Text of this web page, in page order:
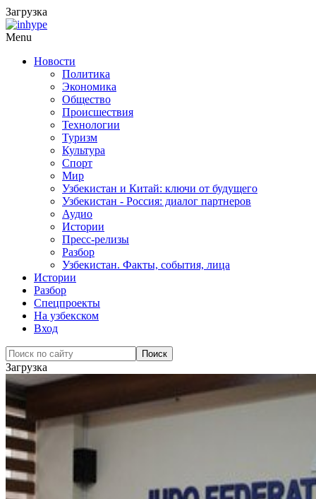
Загрузка
Menu
Новости
Политика
Экономика
Общество
Происшествия
Технологии
Туризм
Культура
Спорт
Мир
Узбекистан и Китай: ключи от будущего
Узбекистан - Россия: диалог партнеров
Аудио
Истории
Пресс-релизы
Разбор
Узбекистан. Факты, события, лица
Истории
Разбор
Спецпроекты
На узбекском
Вход
Загрузка